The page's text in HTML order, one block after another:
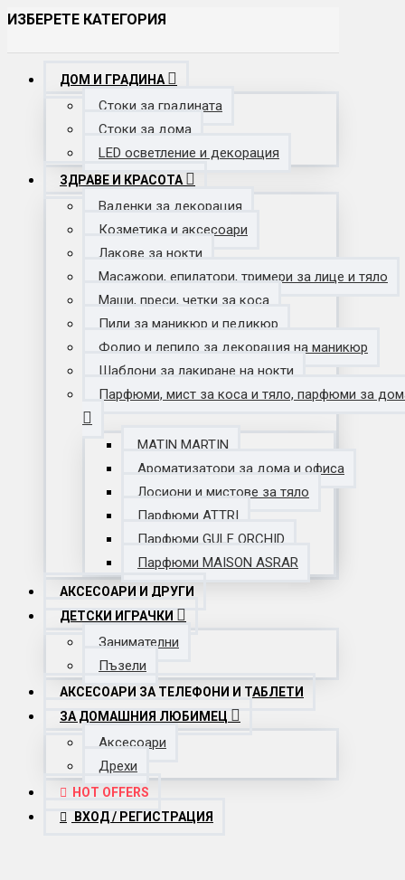
ИЗБЕРЕТЕ КАТЕГОРИЯ
ДОМ И ГРАДИНА
Стоки за градината
Стоки за дома
LED осветление и декорация
ЗДРАВЕ И КРАСОТА
Ваденки за декорация
Козметика и аксесоари
Лакове за нокти
Масажори, епилатори, тримери за лице и тяло
Маши, преси, четки за коса
Пили за маникюр и педикюр
Фолио и лепило за декорация на маникюр
Шаблони за лакиране на нокти
Парфюми, мист за коса и тяло, парфюми за
MATIN MARTIN
Ароматизатори за дома и офиса
Лосиони и мистове за тяло
Парфюми ATTRI
Парфюми GULF ORCHID
Парфюми MAISON ASRAR
АКСЕСОАРИ И ДРУГИ
ДЕТСКИ ИГРАЧКИ
Занимателни
Пъзели
АКСЕСОАРИ ЗА ТЕЛЕФОНИ И ТАБЛЕТИ
ЗА ДОМАШНИЯ ЛЮБИМЕЦ
Аксесоари
Дрехи
HOT OFFERS
ВХОД / РЕГИСТРАЦИЯ